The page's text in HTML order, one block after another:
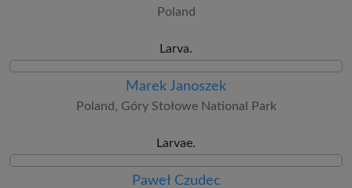
Poland
Larva.
Marek Janoszek
Poland, Góry Stołowe National Park
Larvae.
Paweł Czudec